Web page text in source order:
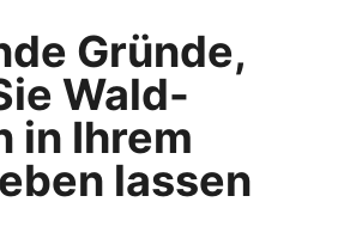
Gründe,
Wald-
in Ihrem
lassen